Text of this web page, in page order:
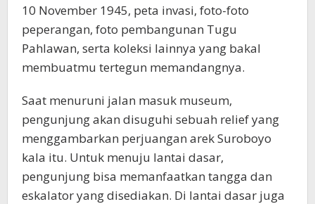
10 November 1945, peta invasi, foto-foto
peperangan, foto pembangunan Tugu
Pahlawan, serta koleksi lainnya yang bakal
membuatmu tertegun memandangnya.
Saat menuruni jalan masuk museum,
pengunjung akan disuguhi sebuah relief yang
menggambarkan perjuangan arek Suroboyo
kala itu. Untuk menuju lantai dasar,
pengunjung bisa memanfaatkan tangga dan
eskalator yang disediakan. Di lantai dasar juga